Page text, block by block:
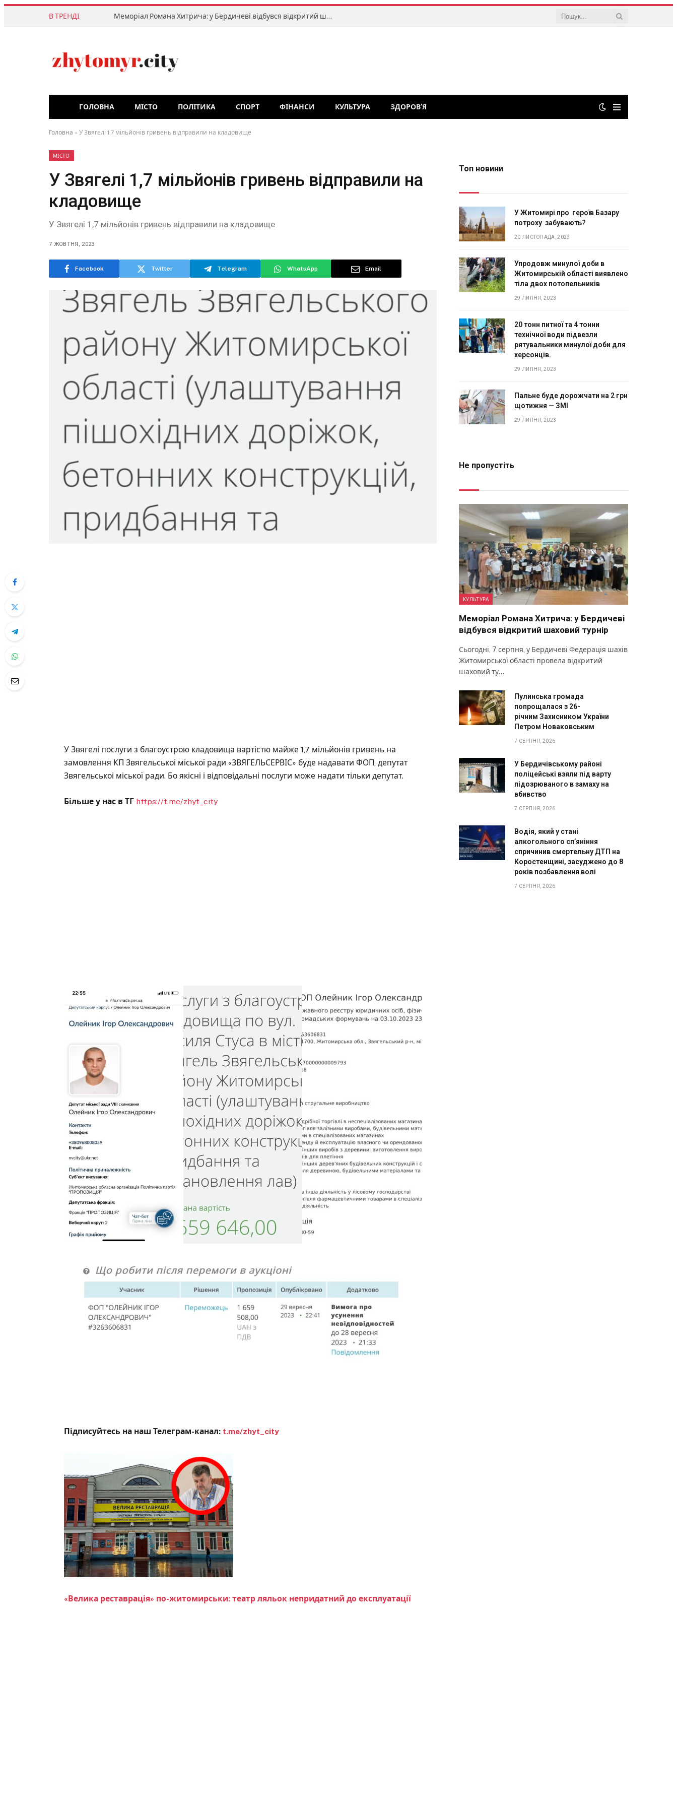
В ТРЕНДІ Меморіал Романа Хитрича: у Бердичеві відбувся відкритий шаховий турнір
ГОЛОВНА МІСТО ПОЛІТИКА СПОРТ ФІНАНСИ КУЛЬТУРА ЗДОРОВ’Я
Головна » У Звягелі 1,7 мільйонів гривень відправили на кладовище
МІСТО
У Звягелі 1,7 мільйонів гривень відправили на
кладовище
У Звягелі 1,7 мільйонів гривень відправили на кладовище
7 ЖОВТНЯ, 2023
Facebook Twitter Telegram WhatsApp Email
У Звягелі послуги з благоустрою кладовища вартістю майже 1,7 мільйонів гривень на
замовлення КП Звягельськоі міської ради «ЗВЯГЕЛЬСЕРВІС» буде надавати ФОП, депутат
Звягельськоі міської ради. Бо якісні і відповідальні послуги може надати тільки депутат.
Більше у нас в ТГ https://t.me/zhyt_city
Підписуйтесь на наш Телеграм-канал: t.me/zhyt_city
«Велика реставрація» по-житомирськи: театр ляльок непридатний до експлуатації
Топ новини
У Житомирі про героїв Базару
потроху забувають?
20 ЛИСТОПАДА, 2023
Упродовж минулої доби в
Житомирській області виявлено
тіла двох потопельників
29 ЛИПНЯ, 2023
20 тонн питної та 4 тонни
технічної води підвезли
рятувальники минулої доби для
херсонців.
29 ЛИПНЯ, 2023
Пальне буде дорожчати на 2 грн
щотижня — ЗМІ
29 ЛИПНЯ, 2023
Не пропустіть
КУЛЬТУРА
Меморіал Романа Хитрича: у Бердичеві
відбувся відкритий шаховий турнір
Сьогодні, 7 серпня, у Бердичеві Федерація шахів
Житомирської області провела відкритий
шаховий ту…
Пулинська громада
попрощалася з 26-
річним Захисником України
Петром Новаковським
7 СЕРПНЯ, 2026
У Бердичівському районі
поліцейські взяли під варту
підозрюваного в замаху на
вбивство
7 СЕРПНЯ, 2026
Водія, який у стані
алкогольного сп’яніння
спричинив смертельну ДТП на
Коростенщині, засуджено до 8
років позбавлення волі
7 СЕРПНЯ, 2026